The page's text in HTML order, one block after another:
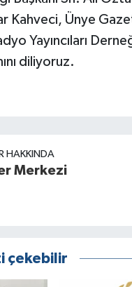
Kahveci, Ünye
Yayıncıları
diliyoruz.
HAKKINDA
Merkezi
çekebilir